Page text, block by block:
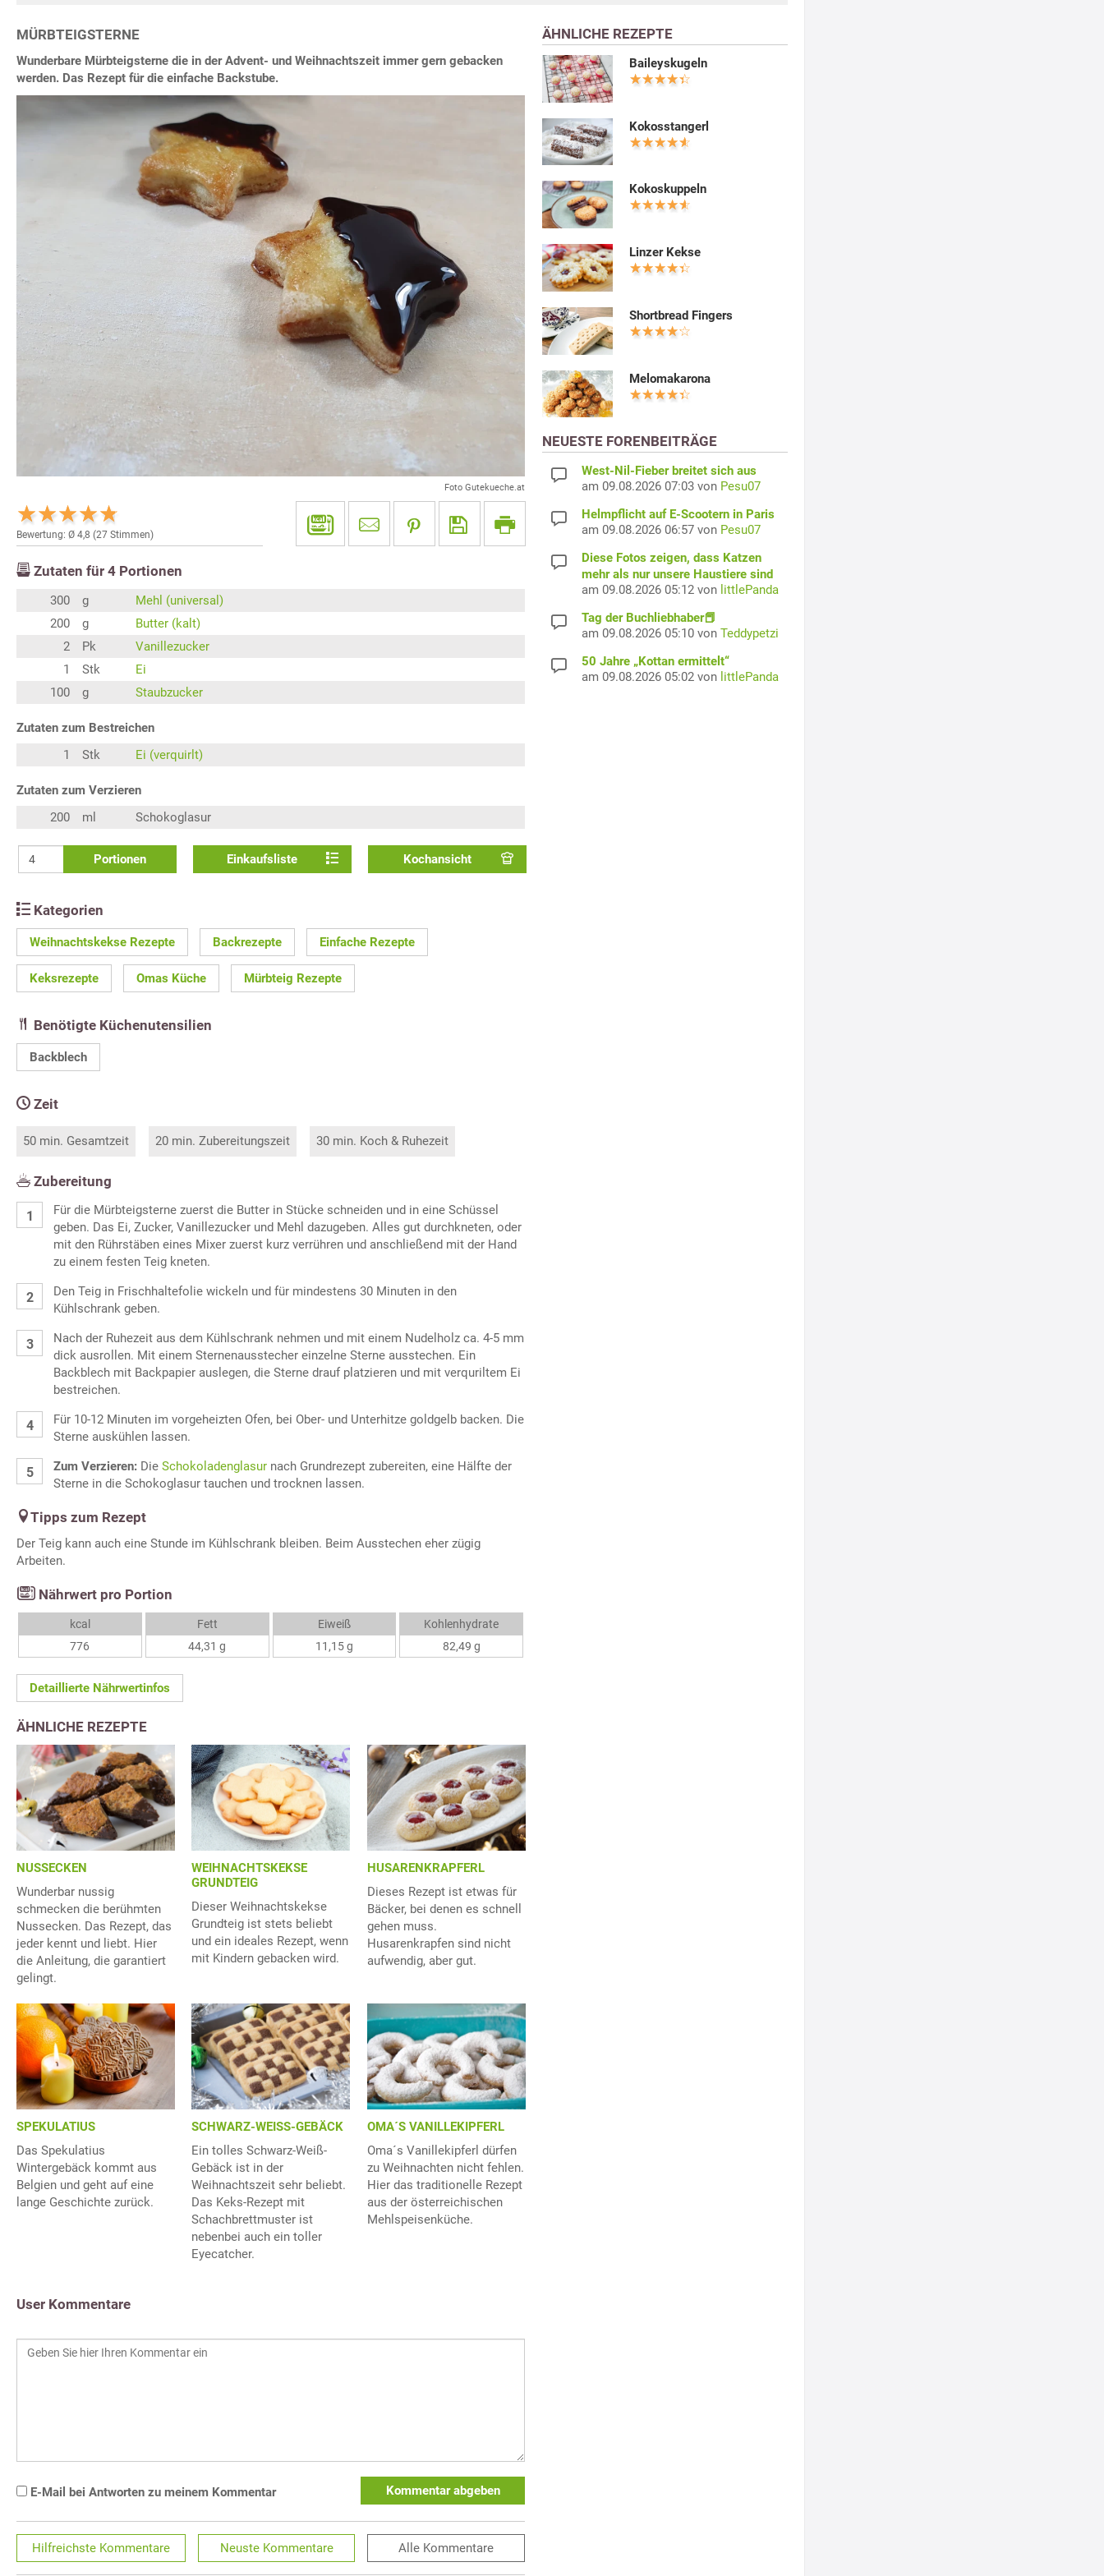
MÜRBTEIGSTERNE
Wunderbare Mürbteigsterne die in der Advent- und Weihnachtszeit immer gern gebacken
werden. Das Rezept für die einfache Backstube.
Foto Gutekueche.at
Bewertung: Ø 4,8 (27 Stimmen)
Zutaten für 4 Portionen
300 g
Mehl (universal)
200
g
Butter (kalt)
2
Pk
Vanillezucker
1
Stk
Ei
100
g Staubzucker
Zutaten zum Bestreichen
1
Stk Ei (verquirlt)
Zutaten zum Verzieren
200
ml Schokoglasur
Portionen Einkaufsliste Kochansicht
Kategorien
Weihnachtskekse Rezepte Backrezepte Einfache Rezepte
Keksrezepte Omas Küche Mürbteig Rezepte
Benötigte Küchenutensilien
Backblech
Zeit
50 min. Gesamtzeit 20 min. Zubereitungszeit 30 min. Koch & Ruhezeit
Zubereitung
Für die Mürbteigsterne zuerst die Butter in Stücke schneiden und in eine Schüssel
geben. Das Ei, Zucker, Vanillezucker und Mehl dazugeben. Alles gut durchkneten, oder
mit den Rührstäben eines Mixer zuerst kurz verrühren und anschließend mit der Hand
zu einem festen Teig kneten.
Den Teig in Frischhaltefolie wickeln und für mindestens 30 Minuten in den
Kühlschrank geben.
Nach der Ruhezeit aus dem Kühlschrank nehmen und mit einem Nudelholz ca. 4-5 mm
dick ausrollen. Mit einem Sternenausstecher einzelne Sterne ausstechen. Ein
Backblech mit Backpapier auslegen, die Sterne drauf platzieren und mit verquriltem Ei
bestreichen.
Für 10-12 Minuten im vorgeheizten Ofen, bei Ober- und Unterhitze goldgelb backen. Die
Sterne auskühlen lassen.
Zum Verzieren: Die Schokoladenglasur nach Grundrezept zubereiten, eine Hälfte der
Sterne in die Schokoglasur tauchen und trocknen lassen.
Tipps zum Rezept
Der Teig kann auch eine Stunde im Kühlschrank bleiben. Beim Ausstechen eher zügig
Arbeiten.
Nährwert pro Portion
kcal
776
Fett
44,31 g
Eiweiß
11,15 g
Kohlenhydrate
82,49 g
Detaillierte Nährwertinfos
ÄHNLICHE REZEPTE
NUSSECKEN
Wunderbar nussig
schmecken die berühmten
Nussecken. Das Rezept, das
jeder kennt und liebt. Hier
die Anleitung, die garantiert
gelingt.
WEIHNACHTSKEKSE
GRUNDTEIG
Dieser Weihnachtskekse
Grundteig ist stets beliebt
und ein ideales Rezept, wenn
mit Kindern gebacken wird.
HUSARENKRAPFERL
Dieses Rezept ist etwas für
Bäcker, bei denen es schnell
gehen muss.
Husarenkrapfen sind nicht
aufwendig, aber gut.
SPEKULATIUS
Das Spekulatius
Wintergebäck kommt aus
Belgien und geht auf eine
lange Geschichte zurück.
SCHWARZ-WEISS-GEBÄCK
Ein tolles Schwarz-Weiß-
Gebäck ist in der
Weihnachtszeit sehr beliebt.
Das Keks-Rezept mit
Schachbrettmuster ist
nebenbei auch ein toller
Eyecatcher.
OMA´S VANILLEKIPFERL
Oma´s Vanillekipferl dürfen
zu Weihnachten nicht fehlen.
Hier das traditionelle Rezept
aus der österreichischen
Mehlspeisenküche.
User Kommentare
E-Mail bei Antworten zu meinem Kommentar Kommentar abgeben
Hilfreichste Kommentare Neuste Kommentare Alle Kommentare
ÄHNLICHE REZEPTE
Baileyskugeln
Kokosstangerl
Kokoskuppeln
Linzer Kekse
Shortbread Fingers
Melomakarona
NEUESTE FORENBEITRÄGE
West-Nil-Fieber breitet sich aus
am 09.08.2026 07:03 von Pesu07
Helmpflicht auf E-Scootern in Paris
am 09.08.2026 06:57 von Pesu07
Diese Fotos zeigen, dass Katzen
mehr als nur unsere Haustiere sind
am 09.08.2026 05:12 von littlePanda
Tag der Buchliebhaber📕
am 09.08.2026 05:10 von Teddypetzi
50 Jahre „Kottan ermittelt“
am 09.08.2026 05:02 von littlePanda